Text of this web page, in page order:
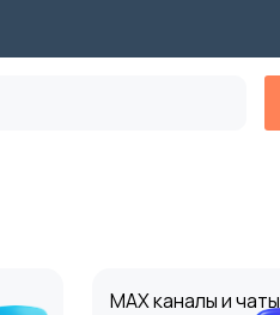
MAX каналы и чаты